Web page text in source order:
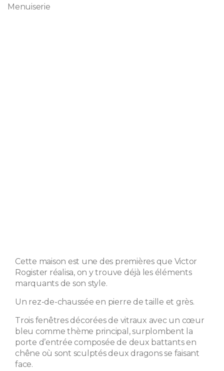
Menuiserie
Cette maison est une des premières que Victor
Rogister réalisa, on y trouve déjà les éléments
marquants de son style.
Un rez-de-chaussée en pierre de taille et grès.
Trois fenêtres décorées de vitraux avec un cœur
bleu comme thème principal, surplombent la
porte d’entrée composée de deux battants en
chêne où sont sculptés deux dragons se faisant
face.